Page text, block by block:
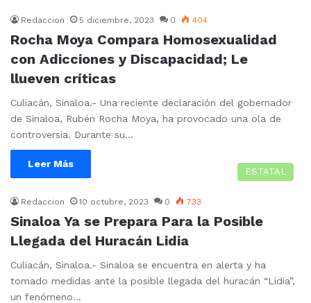
Redaccion 5 diciembre, 2023 0 404
Rocha Moya Compara Homosexualidad
con Adicciones y Discapacidad; Le
llueven críticas
Culiacán, Sinaloa.- Una reciente declaración del gobernador
de Sinaloa, Rubén Rocha Moya, ha provocado una ola de
controversia. Durante su…
Leer Más
ESTATAL
Redaccion 10 octubre, 2023 0 733
Sinaloa Ya se Prepara Para la Posible
Llegada del Huracán Lidia
Culiacán, Sinaloa.- Sinaloa se encuentra en alerta y ha
tomado medidas ante la posible llegada del huracán “Lidia”,
un fenómeno…